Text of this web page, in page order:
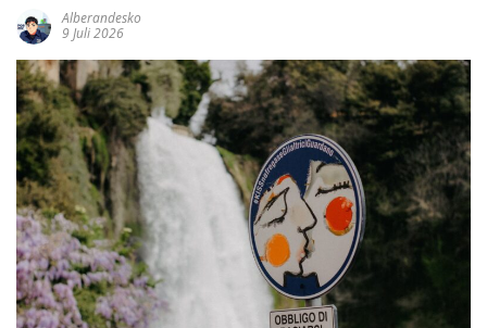
Alberandesko
9 Juli 2026